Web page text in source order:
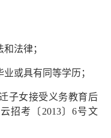
法律；
或具有同等学历；
女接受义务教育后
招考〔2013〕6号文